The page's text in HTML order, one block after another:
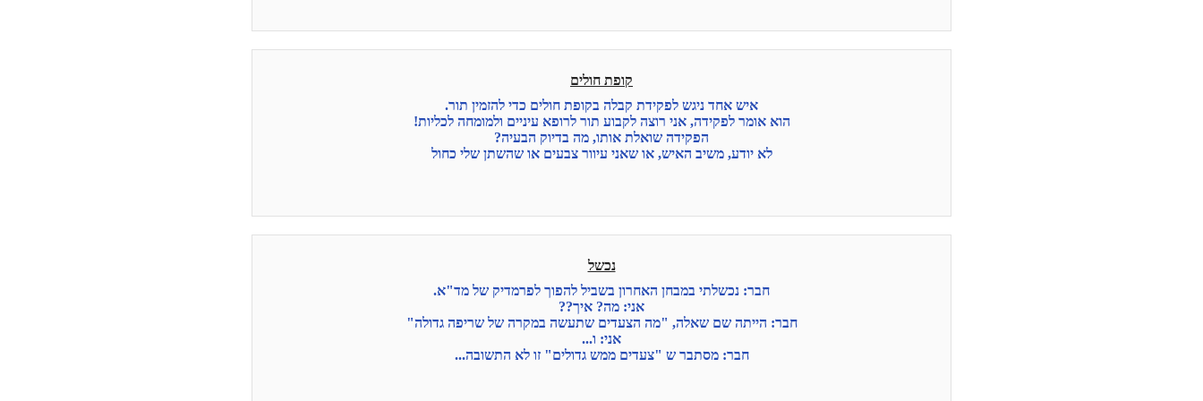
קופת חולים
איש אחד ניגש לפקידת קבלה בקופת חולים כדי להזמין תור.
הוא אומר לפקידה, אני רוצה לקבוע תור לרופא עיניים ולמומחה לכליות!
הפקידה שואלת אותו, מה בדיוק הבעיה?
לא יודע, משיב האיש, או שאני עיוור צבעים או שהשתן שלי כחול
נכשל
חבר: נכשלתי במבחן האחרון בשביל להפוך לפרמדיק של מד"א.
אני: מה? איך??
חבר: הייתה שם שאלה, "מה הצעדים שתעשה במקרה של שריפה גדולה"
אני: ו...
חבר: מסתבר ש "צעדים ממש גדולים" זו לא התשובה...